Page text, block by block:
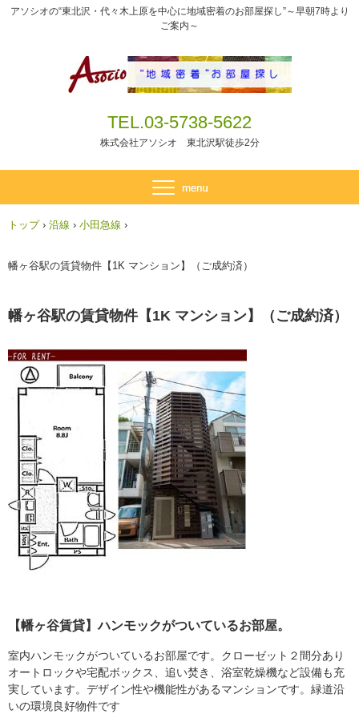
アソシオの“東北沢・代々木上原を中心に地域密着のお部屋探し”～早朝7時より
ご案内～
TEL.03-5738-5622
株式会社アソシオ 東北沢駅徒歩2分
トップ › 沿線 › 小田急線 ›
幡ヶ谷駅の賃貸物件【1K マンション】（ご成約済）
幡ヶ谷駅の賃貸物件【1K マンション】（ご成約済）
【幡ヶ谷賃貸】ハンモックがついているお部屋。
室内ハンモックがついているお部屋です。クローゼット２間分あり
オートロックや宅配ボックス、追い焚き、浴室乾燥機など設備も充
実しています。デザイン性や機能性があるマンションです。緑道沿
いの環境良好物件です